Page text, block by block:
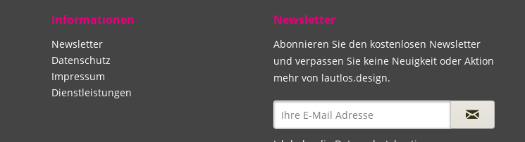
Informationen
Newsletter
Datenschutz
Impressum
Dienstleistungen
Newsletter
Abonnieren Sie den kostenlosen Newsletter
und verpassen Sie keine Neuigkeit oder Aktion
mehr von lautlos.design.